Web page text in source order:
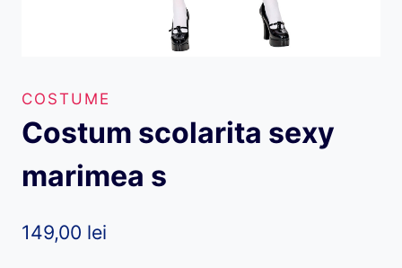
COSTUME
Costum scolarita sexy
marimea s
149,00 lei